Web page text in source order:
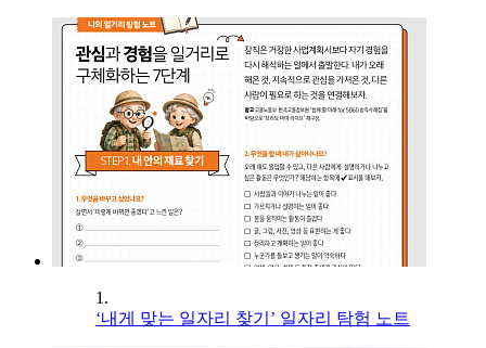
1.
‘내게 맞는 일자리 찾기’ 일자리 탐험 노트